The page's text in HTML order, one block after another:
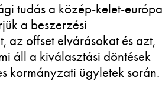
tudás a közép-kelet-
a beszerzési
az offset elvárásokat és azt,
áll a kiválasztási döntések
kormányzati ügyletek során.